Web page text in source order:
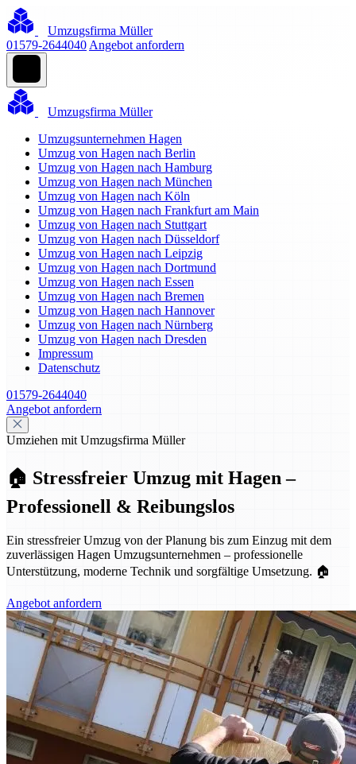
Umzugsfirma Müller
01579-2644040 Angebot anfordern
Umzugsfirma Müller
Umzugsunternehmen Hagen
Umzug von Hagen nach Berlin
Umzug von Hagen nach Hamburg
Umzug von Hagen nach München
Umzug von Hagen nach Köln
Umzug von Hagen nach Frankfurt am Main
Umzug von Hagen nach Stuttgart
Umzug von Hagen nach Düsseldorf
Umzug von Hagen nach Leipzig
Umzug von Hagen nach Dortmund
Umzug von Hagen nach Essen
Umzug von Hagen nach Bremen
Umzug von Hagen nach Hannover
Umzug von Hagen nach Nürnberg
Umzug von Hagen nach Dresden
Impressum
Datenschutz
01579-2644040
Angebot anfordern
Umziehen mit Umzugsfirma Müller
🏠 Stressfreier Umzug mit Hagen –
Professionell & Reibungslos
Ein stressfreier Umzug von der Planung bis zum Einzug mit dem
zuverlässigen Hagen Umzugsunternehmen – professionelle
Unterstützung, moderne Technik und sorgfältige Umsetzung. 🏠
Angebot anfordern